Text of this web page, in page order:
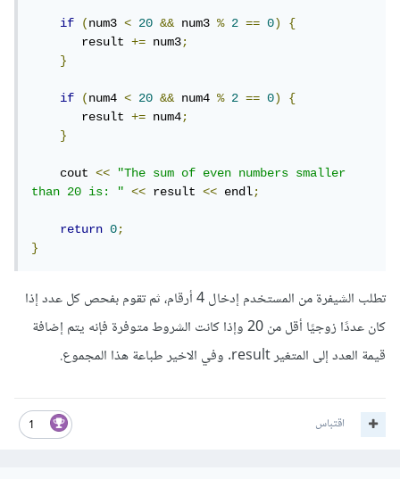
if (num3 < 20 && num3 % 2 == 0)
{
       result
+= num3;
}
if (num4 < 20 && num4 % 2 == 0)
{
       result
+= num4;
}
    cout
<<
"The sum of even numbers smaller
than 20 is: "
<< result << endl;
return 0;
}
تطلب الشيفرة من المستخدم إدخال 4 أرقام، ثم تقوم بفحص كل عدد إذا
كان عددًا زوجيًا أقل من 20 وإذا كانت الشروط متوفرة فإنه يتم إضافة
قيمة العدد إلى المتغير result. وفي الاخير طباعة هذا المجموع.
1 اقتباس